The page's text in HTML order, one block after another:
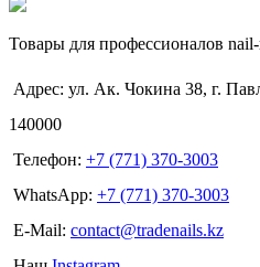
Товары для профессионалов
Адрес: ул. Ак. Чокина 38, г.
140000
Телефон: +7 (771) 370-3003
WhatsApp: +7 (771) 370-3003
E-Mail: contact@tradenails.kz